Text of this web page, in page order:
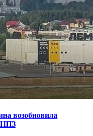
возобновила
НПЗ